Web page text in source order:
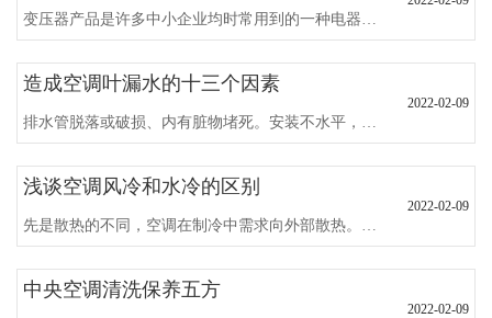
造成空调叶漏水的十三个因素
2022-02-09
浅谈空调风冷和水冷的区别
2022-02-09
中央空调清洗保养五方
2022-02-09